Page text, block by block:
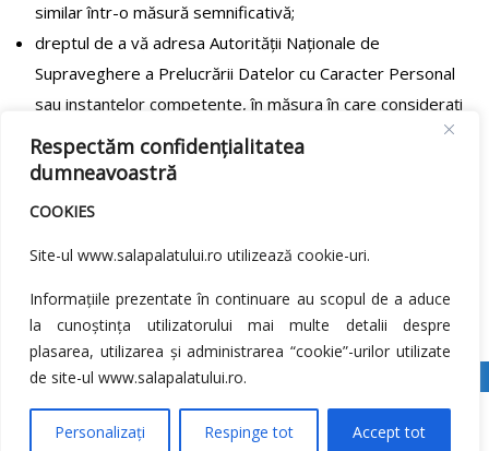
Respectăm confidențialitatea
dumneavoastră
COOKIES
Site-ul www.salapalatului.ro utilizează cookie-uri.
Informațiile prezentate în continuare au scopul de a aduce
la cunoștința utilizatorului mai multe detalii despre
plasarea, utilizarea și administrarea “cookie”-urilor utilizate
de site-ul www.salapalatului.ro.
Personalizați Respinge tot Accept tot
similar într-o măsură semnificativă;
dreptul de a vă adresa Autorităţii Naţionale de
Supraveghere a Prelucrării Datelor cu Caracter Personal
sau instanțelor competente, în măsura în care considerați
necesar.
Pentru orice întrebări suplimentare cu privire la modul în care
datele cu caracter personal sunt prelucrate și pentru a vă
© 2025 salapalatului.ro